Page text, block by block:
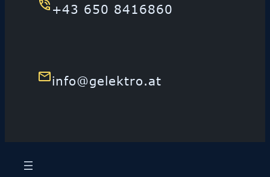
+43 650 8416860
info@gelektro.at